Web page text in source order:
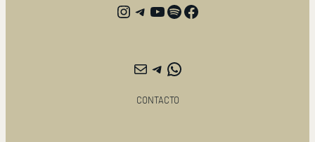
Instagram
Telegram
YouTube
Spotify
Facebook
Correo electrónico
Telegram
WhatsApp
CONTACTO